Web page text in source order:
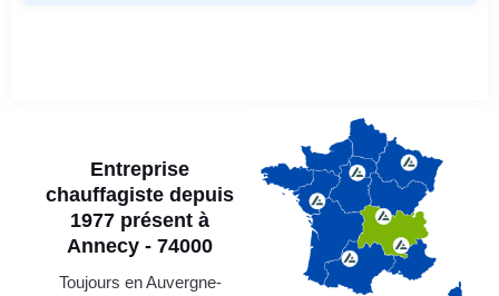
Entreprise
chauffagiste depuis
1977 présent à
Annecy - 74000
Toujours en Auvergne-